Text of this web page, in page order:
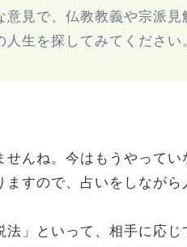
意見で、仏教教義や宗派見
生を探してみてください
んね。今はもうやってい
すので、占いをしながら
」といって、相手に応じ